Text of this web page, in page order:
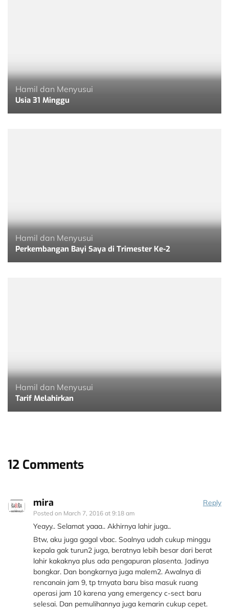
Hamil dan Menyusui
Usia 31 Minggu
Hamil dan Menyusui
Perkembangan Bayi Saya di Trimester Ke-2
Hamil dan Menyusui
Tarif Melahirkan
12 Comments
mira
Posted on March 7, 2016 at 9:18 am
Reply
Yeayy.. Selamat yaaa.. Akhirnya lahir juga..
Btw, aku juga gagal vbac. Soalnya udah cukup minggu
kepala gak turun2 juga, beratnya lebih besar dari berat
lahir kakaknya plus ada pengapuran plasenta. Jadinya
bongkar. Dan bongkarnya juga malem2. Awalnya di
rencanain jam 9, tp trnyata baru bisa masuk ruang
operasi jam 10 karena yang emergency c-sect baru
selesai. Dan pemulihannya juga kemarin cukup cepet.